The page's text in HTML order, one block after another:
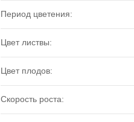
Период цветения:
Цвет листвы:
Цвет плодов:
Скорость роста: